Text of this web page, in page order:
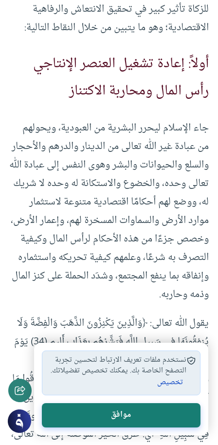
للزكاة تأثير كبير في تحقيق الانتعاش والرفاهية
الاقتصادية؛ وهو ما يتبين من خلال النقاط التالية:
أولاً: إعادة تشغيل العنصر الإنتاجي
رأس المال ومحاربة الاكتناز
جاء الإسلام ليحرر البشرية من العبودية، ويحولهم
من عبادة غير الله تعالى من الدينار والدرهم والأحجار
والسلع والحيوانات والبشر وهوى النفس إلى عبادة الله
تعالى وحده، والخضوع والاستكانة له وحده لا شريك
له، ووضع لهم أحكامًا اقتصادية متنوعة لاستثمار
موارد الأرض والسماوات المسخرة لهم، وإعمار الأرض،
وخصص جزءًا من هذه الأحكام لرأس المال وكيفية
التصرف به شرعًا، وعلمهم كيفية تحريكه واستثماره
وإنفاقه بما ينفع المجتمع، وشدَد الحملة على كنز المال
وذمه وحاربه.
يقول الله تعالى: ﴿وَالَّذِينَ يَكْنِزُونَ الذَّهَبَ وَالْفِضَّةَ وَلَا
يُنفِقُونَهَا فِي سَبِيلِ اللَّهِ فَبَشِّرْهُم بِعَذَابٍ أَلِيمٍ (34) يَوْمَ
يُحْمَىٰ عَلَيْهَا فِي نَارِ جَهَنَّمَ فَتُكْوَىٰ بِهَا جِبَاهُهُمْ
وَجُنُوبُهُمْ وَظُهُورُهُمْ ۖ هَٰذَا مَا كَنَزْتُمْ لِأَنفُسِكُمْ فَذُوقُوا مَا
كُنتُمْ تَكْنِزُونَ﴾ [سورة التوبة: 34-35]، فهنا: “‏وَالَّذِينَ
يَكْنِزُونَ الذَّهَبَ وَالْفِضَّةَ‏” أي‏:‏ يمسكونها “‏وَلَا يُنْفِقُونَهَا
فِي سَبِيلِ اللَّهِ‏” أي‏:‏ طرق الخير الموصِّلة إلى اللّه تعالى،
نستخدم ملفات تعريف الارتباط لتحسين تجربة
التصفح الخاصة بك. يمكنك تخصيص تفضيلاتك.
تخصيص
موافق